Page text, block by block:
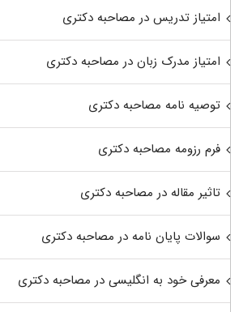
امتیاز تدریس در مصاحبه دکتری
امتیاز مدرک زبان در مصاحبه دکتری
توصیه نامه مصاحبه دکتری
فرم رزومه مصاحبه دکتری
تاثیر مقاله در مصاحبه دکتری
سوالات پایان نامه در مصاحبه دکتری
معرفی خود به انگلیسی در مصاحبه دکتری